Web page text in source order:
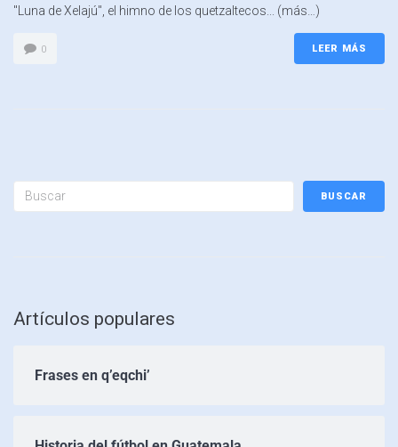
"Luna de Xelajú", el himno de los quetzaltecos... (más…)
0 LEER MÁS
BUSCAR
Artículos populares
Frases en q’eqchi’